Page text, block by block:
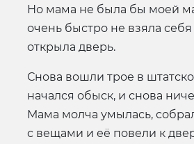
Но мама не была бы моей
очень быстро не взяла
открыла дверь.
Снова вошли трое в
начался обыск, и снова
Мама молча умылась,
с вещами и её повели к